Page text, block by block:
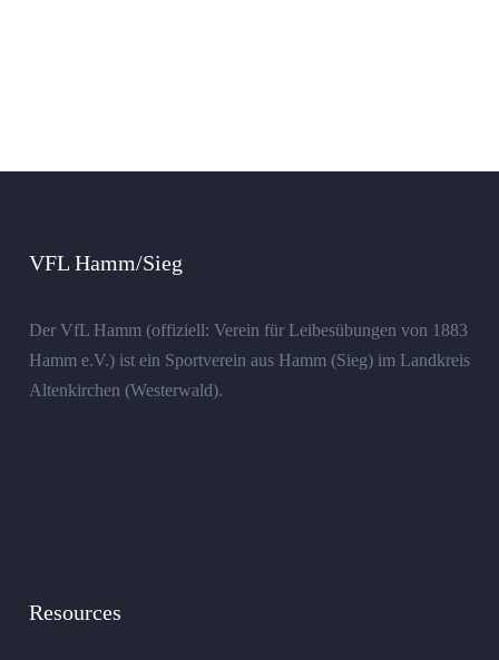
VFL Hamm/Sieg
Der VfL Hamm (offiziell: Verein für Leibesübungen von 1883
Hamm e.V.) ist ein Sportverein aus Hamm (Sieg) im Landkreis
Altenkirchen (Westerwald).
Resources